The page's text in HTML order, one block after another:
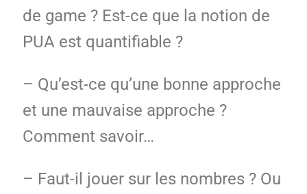
de game ? Est-ce que la notion de
PUA est quantifiable ?
– Qu’est-ce qu’une bonne approche
et une mauvaise approche ?
Comment savoir…
– Faut-il jouer sur les nombres ? Ou